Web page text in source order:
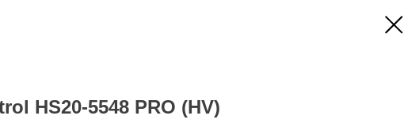
HS20-5548 PRO (HV)